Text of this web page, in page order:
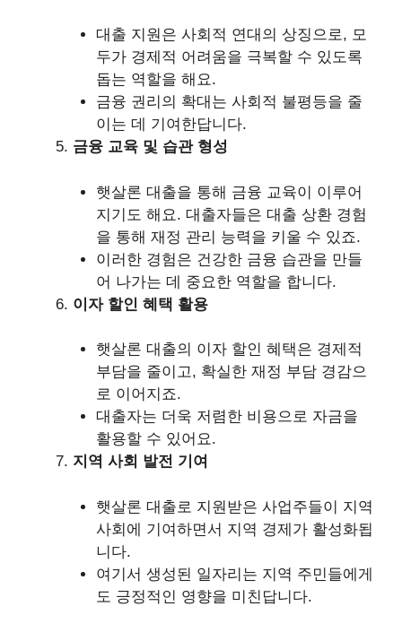
대출 지원은 사회적 연대의 상징으로, 모
두가 경제적 어려움을 극복할 수 있도록
돕는 역할을 해요.
금융 권리의 확대는 사회적 불평등을 줄
이는 데 기여한답니다.
금융 교육 및 습관 형성
햇살론 대출을 통해 금융 교육이 이루어
지기도 해요. 대출자들은 대출 상환 경험
을 통해 재정 관리 능력을 키울 수 있죠.
이러한 경험은 건강한 금융 습관을 만들
어 나가는 데 중요한 역할을 합니다.
이자 할인 혜택 활용
햇살론 대출의 이자 할인 혜택은 경제적
부담을 줄이고, 확실한 재정 부담 경감으
로 이어지죠.
대출자는 더욱 저렴한 비용으로 자금을
활용할 수 있어요.
지역 사회 발전 기여
햇살론 대출로 지원받은 사업주들이 지역
사회에 기여하면서 지역 경제가 활성화됩
니다.
여기서 생성된 일자리는 지역 주민들에게
도 긍정적인 영향을 미친답니다.